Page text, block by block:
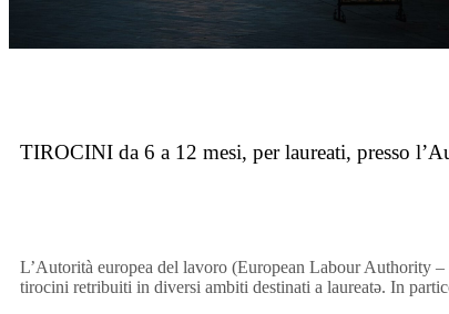
TIROCINI da 6 a 12 mesi, per laureati, presso
L’Autorità europea del lavoro (European Labour Authority
tirocini retribuiti in diversi ambiti destinati a laureatə. In